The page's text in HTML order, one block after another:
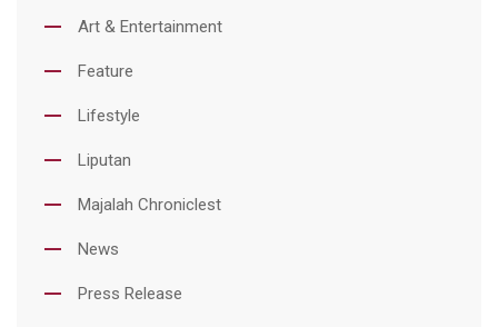
Art & Entertainment
Feature
Lifestyle
Liputan
Majalah Chroniclest
News
Press Release